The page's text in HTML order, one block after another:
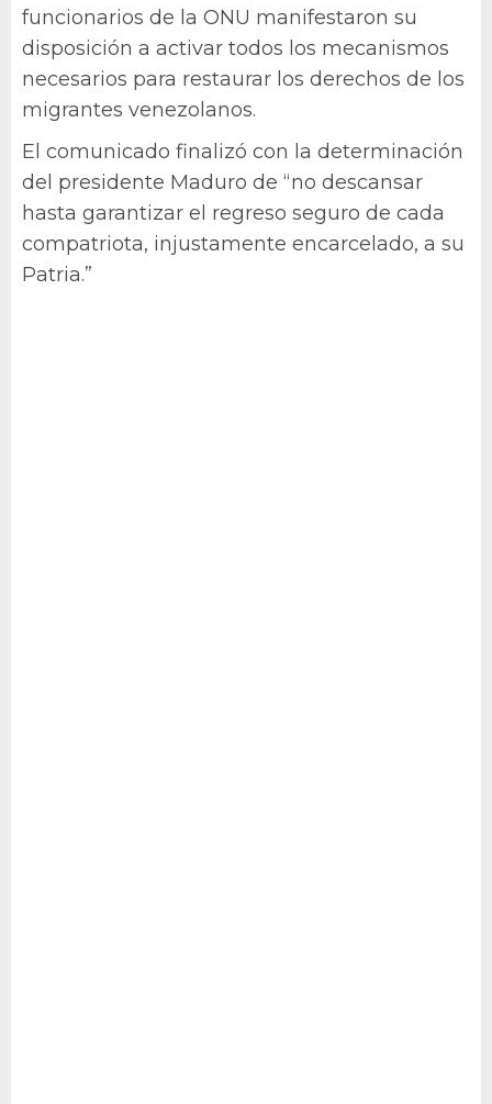
funcionarios de la ONU manifestaron su
disposición a activar todos los mecanismos
necesarios para restaurar los derechos de los
migrantes venezolanos.
El comunicado finalizó con la determinación
del presidente Maduro de “no descansar
hasta garantizar el regreso seguro de cada
compatriota, injustamente encarcelado, a su
Patria.”